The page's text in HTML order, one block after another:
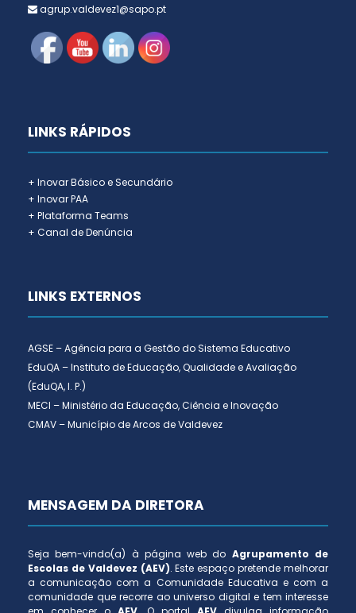
agrup.valdevez1@sapo.pt
LINKS RÁPIDOS
+ Inovar Básico e Secundário
+ Inovar PAA
+ Plataforma Teams
+ Canal de Denúncia
LINKS EXTERNOS
AGSE – Agência para a Gestão do Sistema Educativo
EduQA – Instituto de Educação, Qualidade e Avaliação
(EduQA, I. P.)
MECI – Ministério da Educação, Ciência e Inovação
CMAV – Município de Arcos de Valdevez
MENSAGEM DA DIRETORA
Seja bem-vindo(a) à página web do Agrupamento de
Escolas de Valdevez (AEV). Este espaço pretende melhorar
a comunicação com a Comunidade Educativa e com a
comunidade que recorre ao universo digital e tem interesse